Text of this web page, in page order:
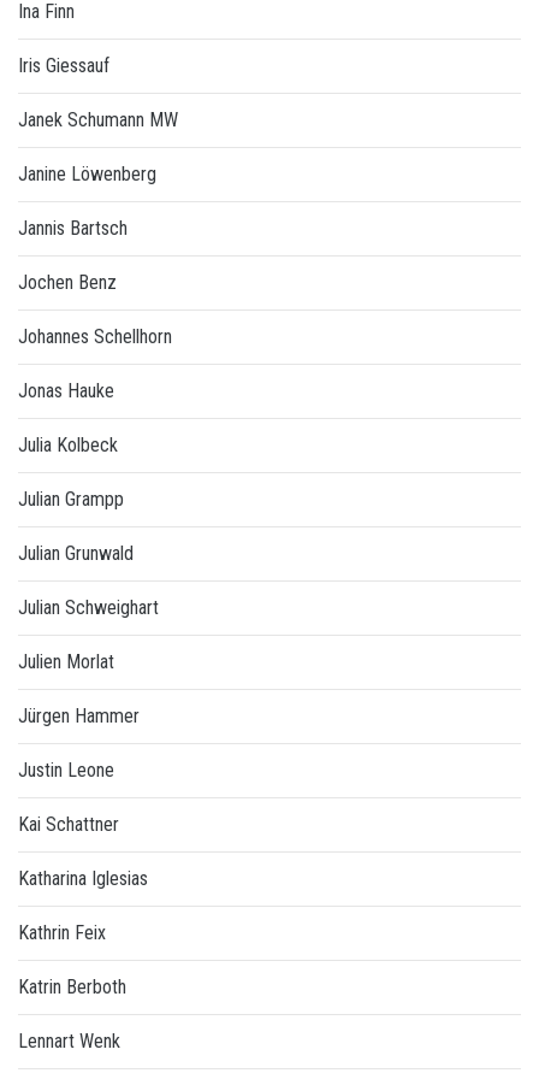
Ina Finn
Iris Giessauf
Janek Schumann MW
Janine Löwenberg
Jannis Bartsch
Jochen Benz
Johannes Schellhorn
Jonas Hauke
Julia Kolbeck
Julian Grampp
Julian Grunwald
Julian Schweighart
Julien Morlat
Jürgen Hammer
Justin Leone
Kai Schattner
Katharina Iglesias
Kathrin Feix
Katrin Berboth
Lennart Wenk